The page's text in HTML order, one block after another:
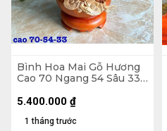
Bình Hoa Mai Gỗ Hương
Cao 70 Ngang 54 Sâu 33
1 tháng trước
5.400.000 ₫